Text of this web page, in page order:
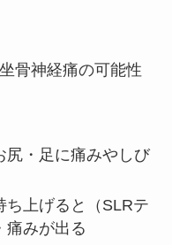
骨神経痛の可能性
尻・足に痛みやしび
ち上げると（SLRテ
痛みが出る